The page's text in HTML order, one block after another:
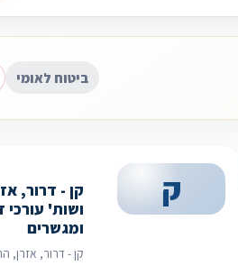
ביטוח לאומי
ק
קן - דרור,
ושות' עורכי
ומגשרים
קן - דרור, אזרן,